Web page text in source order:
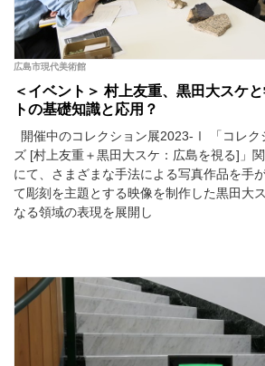
広島市現代美術館
＜イベント＞ 村上友重、黒田大スケ
トの基礎知識と応用？
開催中のコレクション展2023-Ⅰ 「コレク
ズ [村上友重＋黒田大スケ：広島を視る]」
にて、さまざまな手法による写真作品を手
て彫刻を主題とする映像を制作した黒田大
なる領域の表現を展開し